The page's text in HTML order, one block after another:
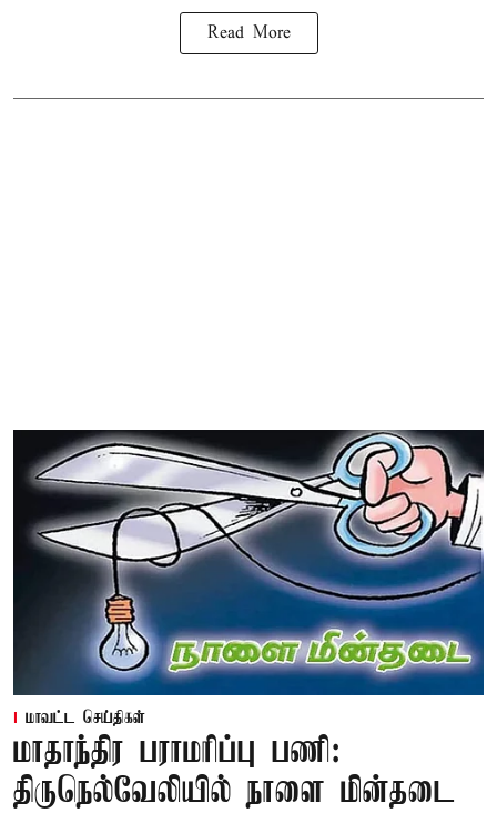
Read More
மாவட்ட செய்திகள்
மாதாந்திர பராமரிப்பு பணி:
திருநெல்வேலியில் நாளை மின்தடை